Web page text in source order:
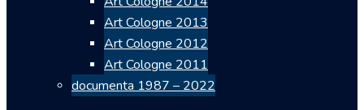
Art Cologne 2013
Art Cologne 2012
Art Cologne 2011
documenta 1987 – 2022